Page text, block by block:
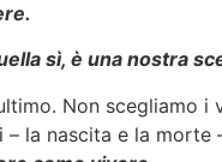
sì, è una nostra
Non scegliamo
la nascita e la morte